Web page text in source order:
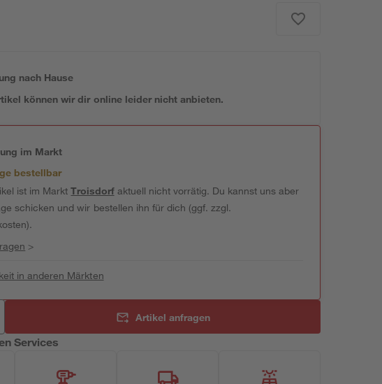
nach Hause
können wir dir online leider nicht anbieten.
im Markt
bestellbar
ist im MarktTroisdorfaktuell nicht vorrätig. Du kannst uns aber
schicken und wir bestellen ihn für dich (ggf. zzgl.
>
in anderen Märkten
Artikel anfragen
Services